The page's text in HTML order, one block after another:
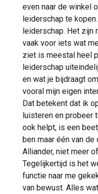
even naar de winkel
leiderschap te
leiderschap. Het zijn
vaak voor iets wat
ziet is meestal heel
leiderschap
en wat je bijdraagt
vooral mijn eigen
Dat betekent dat ik
luisteren en probeer
ook helpt, is een
ben maar één van
Alliander, niet meer
Tegelijkertijd is het
functie naar me
van bewust. Alles